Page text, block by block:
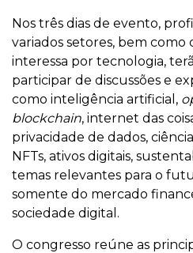
Nos três dias de evento,
variados setores, bem
interessa por tecnologia,
participar de discussões e
como inteligência artificial,
blockchain, internet das
privacidade de dados,
NFTs, ativos digitais,
temas relevantes para o
somente do mercado
sociedade digital.
O congresso reúne as